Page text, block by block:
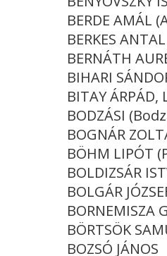
BERDE AMÁL
BERKES ANTAL
BERNÁTH
BIHARI
BITAY ÁRPÁD,
BODZÁSI
BOGNÁR
BÖHM LIPÓT
BOLDIZSÁR
BOLGÁR
BORNEMISZA
BÖRTSÖK
BOZSÓ JÁNOS